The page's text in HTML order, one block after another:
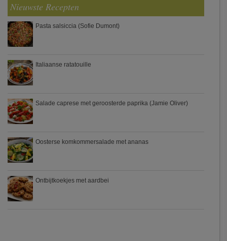
Nieuwste Recepten
Pasta salsiccia (Sofie Dumont)
Italiaanse ratatouille
Salade caprese met geroosterde paprika (Jamie Oliver)
Oosterse komkommersalade met ananas
Ontbijtkoekjes met aardbei